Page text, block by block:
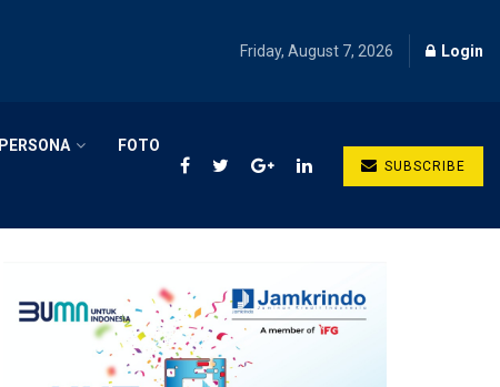
Friday, August 7, 2026 Login
PERSONA FOTO
SUBSCRIBE